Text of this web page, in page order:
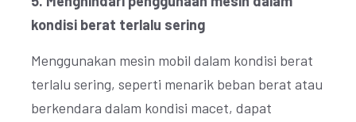
kondisi berat terlalu sering
Menggunakan mesin mobil dalam kondisi berat
terlalu sering, seperti menarik beban berat atau
berkendara dalam kondisi macet, dapat